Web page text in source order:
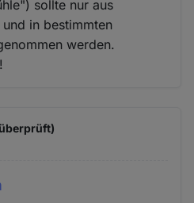
sollte nur aus
in bestimmten
werden.